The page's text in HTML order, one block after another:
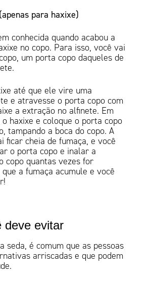
para haxixe)
conhecida quando acabou a
no copo. Para isso, você vai
um porta copo daqueles de
até que ele vire uma
e atravesse o porta copo com
a extração no alfinete. Em
o haxixe e coloque o porta copo
tampando a boca do copo. A
ficar cheia de fumaça, e você
o porta copo e inalar a
copo quantas vezes for
a fumaça acumule e você
deve evitar
seda, é comum que as pessoas
arriscadas e que podem